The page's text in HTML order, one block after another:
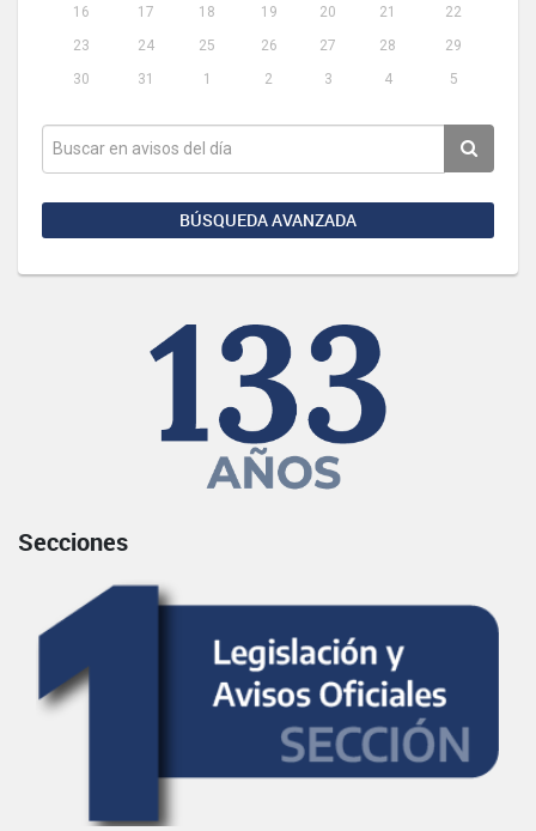
16
17 18 19 20 21
22
23
24 25 26 27 28
29
30
31 1 2 3 4 5
BÚSQUEDA AVANZADA
Secciones